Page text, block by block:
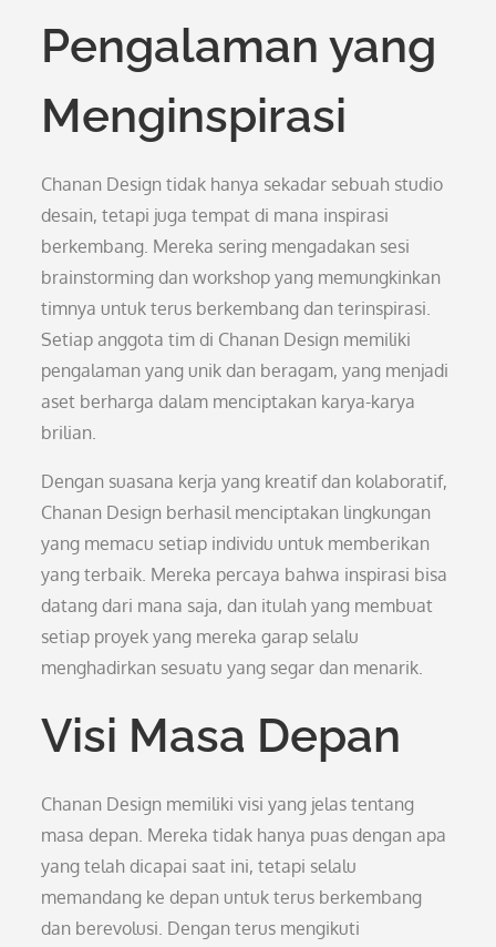
Pengalaman yang
Menginspirasi
Chanan Design tidak hanya sekadar sebuah studio
desain, tetapi juga tempat di mana inspirasi
berkembang. Mereka sering mengadakan sesi
brainstorming dan workshop yang memungkinkan
timnya untuk terus berkembang dan terinspirasi.
Setiap anggota tim di Chanan Design memiliki
pengalaman yang unik dan beragam, yang menjadi
aset berharga dalam menciptakan karya-karya
brilian.
Dengan suasana kerja yang kreatif dan kolaboratif,
Chanan Design berhasil menciptakan lingkungan
yang memacu setiap individu untuk memberikan
yang terbaik. Mereka percaya bahwa inspirasi bisa
datang dari mana saja, dan itulah yang membuat
setiap proyek yang mereka garap selalu
menghadirkan sesuatu yang segar dan menarik.
Visi Masa Depan
Chanan Design memiliki visi yang jelas tentang
masa depan. Mereka tidak hanya puas dengan apa
yang telah dicapai saat ini, tetapi selalu
memandang ke depan untuk terus berkembang
dan berevolusi. Dengan terus mengikuti